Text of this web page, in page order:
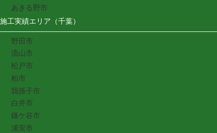
あきる野市
施工実績エリア（千葉）
野田市
流山市
松戸市
柏市
我孫子市
白井市
鎌ケ谷市
浦安市